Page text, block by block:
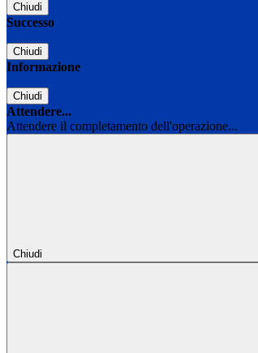
Chiudi
Successo
Chiudi
Informazione
Chiudi
Attendere...
Attendere il completamento dell'operazione...
Chiudi